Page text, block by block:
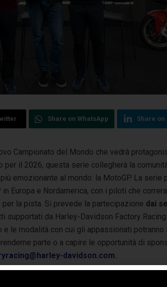
Share on WhatsApp Share on
Campionato del Mondo che vedrà
per il 2026, questa serie collegherà la
emozionante al mondo: la MotoGP. La serie
Europa e Nordamerica, con i piloti che
per la pista. Si prevede la partecipazione dai
supportati da Harley-Davidson Factory
le modalità con cui gli appassionati potranno
parte o a capire le opportunità di
davidson.com.